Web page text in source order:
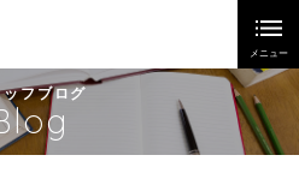
ッフブログ